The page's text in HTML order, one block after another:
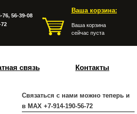
Ваша корзина:
Ваша корзина
сейчас пуста
76, 56-39-08
связь Контакты
Связаться с нами можно теперь и
в MAX +7-914-190-56-72